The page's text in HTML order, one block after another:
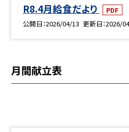
R8.4月給食だより
PDF
公開日 2026/04/13 更新日 2026/
月間献立表